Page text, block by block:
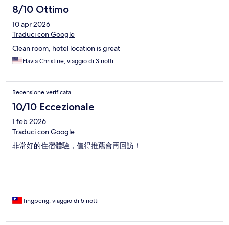
8/10 Ottimo
10 apr 2026
Traduci con Google
Clean room, hotel location is great
Flavia Christine, viaggio di 3 notti
Recensione verificata
10/10 Eccezionale
1 feb 2026
Traduci con Google
非常好的住宿體驗，值得推薦會再回訪！
Tingpeng, viaggio di 5 notti